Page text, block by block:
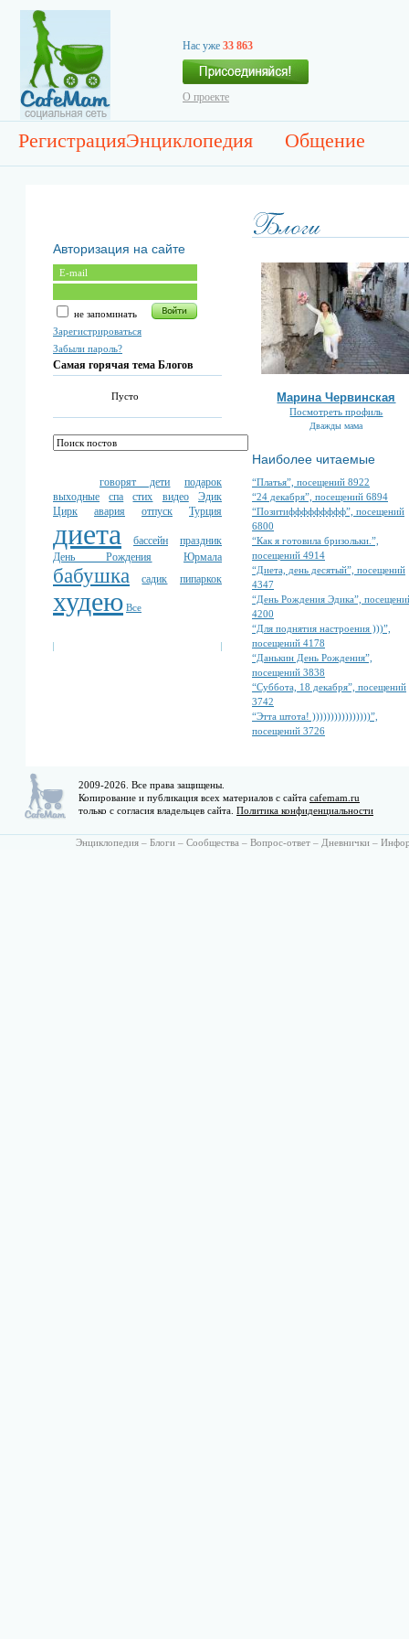
Нас уже 33 863
О проекте
РегистрацияЭнциклопедия Общение
Авторизация на сайте
не запоминать
Зарегистрироваться
Забыли пароль?
Самая горячая тема Блогов
Пусто
говорят дети
подарок
выходные
спа стих видео
Эдик
Цирк
авария отпуск Турция
диета бассейн
праздник
День Рождения
Юрмала
бабушка садик пипаркок
худею Все
Марина Червинская
Посмотреть профиль
Дважды мама
Наиболее читаемые
“Платья”, посещений 8922
“24 декабря”, посещений 6894
“Позитиффффффффф”, посещений
6800
“Как я готовила бризольки.”,
посещений 4914
“Диета, день десятый”, посещений
4347
“День Рождения Эдика”,
4200
“Для поднятия настроения )))”,
посещений 4178
“Данькин День Рождения”,
посещений 3838
“Суббота, 18 декабря”, посещений
3742
“Этта штота! ))))))))))))))))”,
посещений 3726
2009-2026. Все права защищены.
Копирование и публикация всех материалов с сайта cafemam.ru
только с согласия владельцев сайта. Политика конфиденциальности
Энциклопедия – Блоги – Сообщества – Вопрос-ответ – Дневнички –